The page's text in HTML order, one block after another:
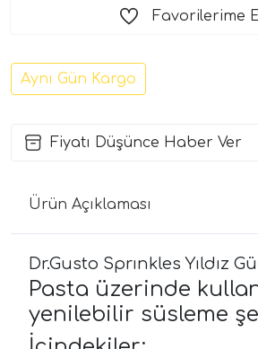
Favorilerime
Aynı Gün Kargo
Fiyatı Düşünce Haber Ver
Ürün Açıklaması
Dr.Gusto Sprınkles Yıldız
Pasta üzerinde
yenilebilir süsleme